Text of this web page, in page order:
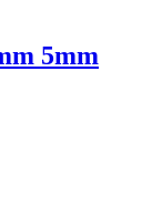
5mm